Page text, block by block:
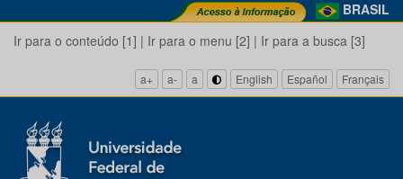
BRASIL
Ir para o conteúdo [1] | Ir para o menu [2] | Ir para a busca [3]
a+ a- a English Español Français